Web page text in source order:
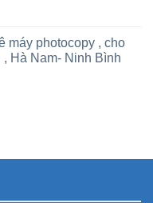
máy photocopy , cho
Hà Nam- Ninh Bình